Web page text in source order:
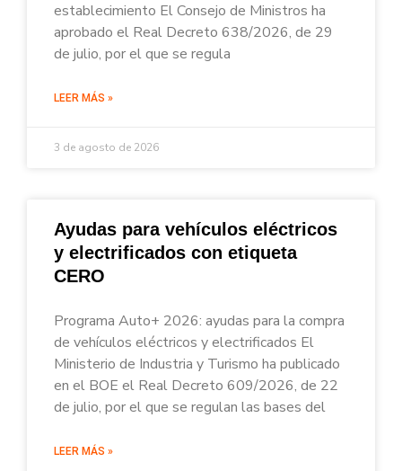
establecimiento El Consejo de Ministros ha
aprobado el Real Decreto 638/2026, de 29
de julio, por el que se regula
LEER MÁS »
3 de agosto de 2026
Ayudas para vehículos eléctricos
y electrificados con etiqueta
CERO
Programa Auto+ 2026: ayudas para la compra
de vehículos eléctricos y electrificados El
Ministerio de Industria y Turismo ha publicado
en el BOE el Real Decreto 609/2026, de 22
de julio, por el que se regulan las bases del
LEER MÁS »